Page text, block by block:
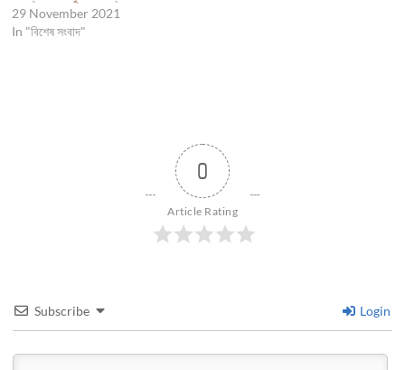
29 November 2021
In "বিশেষ সংবাদ"
0
Article Rating
Subscribe Login